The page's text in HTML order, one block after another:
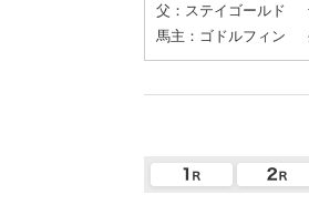
父：ステイゴールド
馬主：ゴドルフィン